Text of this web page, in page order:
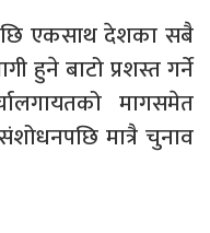
एकसाथ देशका सबै
हुने बाटो प्रशस्त गर्ने
मागसमेत
मात्रै चुनाव